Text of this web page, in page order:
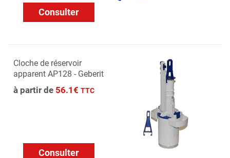
Consulter
Cloche de réservoir
apparent AP128 - Geberit
à partir de 56.1€ TTC
Consulter